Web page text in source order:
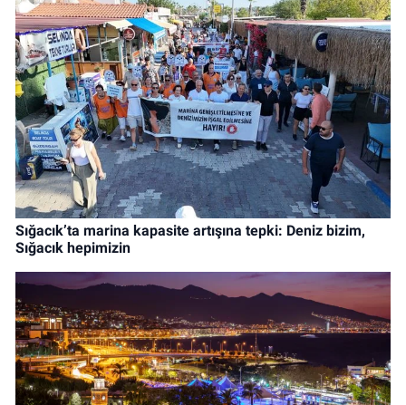
Sığacık’ta marina kapasite artışına tepki: Deniz bizim,
Sığacık hepimizin